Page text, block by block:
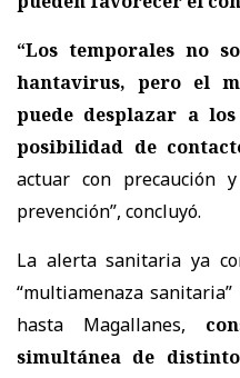
“Los temporales no
hantavirus, pero el
puede desplazar a
posibilidad de
actuar con precaución
prevención”, concluyó.
La alerta sanitaria ya
“multiamenaza
hasta Magallanes,
simultánea de